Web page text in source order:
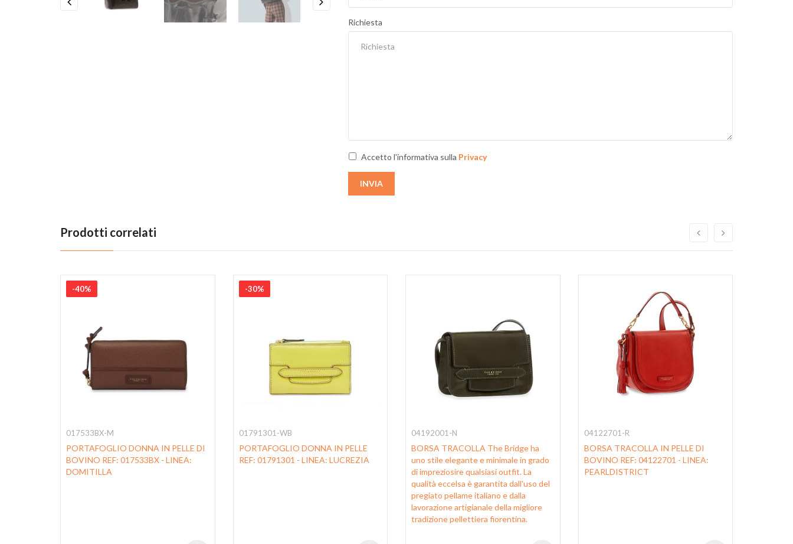
Richiesta
Accetto l'informativa sulla Privacy
INVIA
Prodotti correlati
-40%
017533BX-M
PORTAFOGLIO DONNA IN PELLE DI
BOVINO REF: 017533BX - LINEA:
DOMITILLA
-30%
01791301-WB
PORTAFOGLIO DONNA IN PELLE
REF: 01791301 - LINEA: LUCREZIA
04192001-N
BORSA TRACOLLA The Bridge ha
uno stile elegante e minimale in grado
di impreziosire qualsiasi outfit. La
qualità eccelsa è garantita dall'uso del
pregiato pellame italiano e dalla
lavorazione artigianale della migliore
tradizione pellettiera fiorentina.
04122701-R
BORSA TRACOLLA IN PELLE DI
BOVINO REF: 04122701 - LINEA:
PEARLDISTRICT